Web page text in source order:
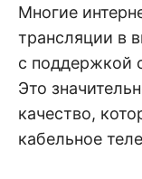
Многие
трансляции в
с поддержкой
Это
качество,
кабельное